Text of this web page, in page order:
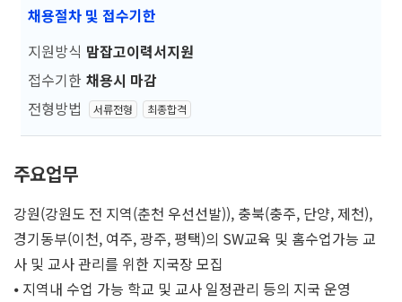
채용절차 및 접수기한
지원방식 맘잡고이력서지원
접수기한 채용시 마감
전형방법
서류전형 최종합격
주요업무
강원(강원도 전 지역(춘천 우선선발)), 충북(충주, 단양, 제천),
경기동부(이천, 여주, 광주, 평택)의 SW교육 및 홈수업가능 교
사 및 교사 관리를 위한 지국장 모집
⦁ 지역내 수업 가능 학교 및 교사 일정관리 등의 지국 운영